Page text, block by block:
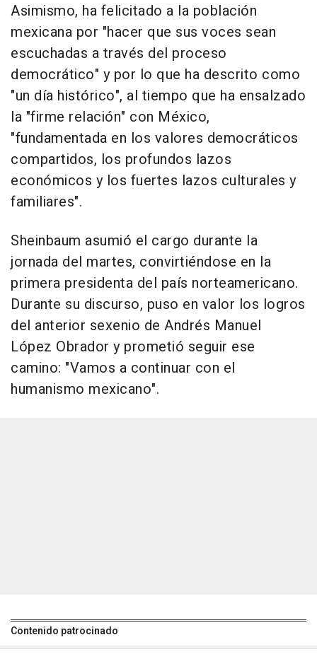
Asimismo, ha felicitado a la población
mexicana por "hacer que sus voces sean
escuchadas a través del proceso
democrático" y por lo que ha descrito como
"un día histórico", al tiempo que ha ensalzado
la "firme relación" con México,
"fundamentada en los valores democráticos
compartidos, los profundos lazos
económicos y los fuertes lazos culturales y
familiares".
Sheinbaum asumió el cargo durante la
jornada del martes, convirtiéndose en la
primera presidenta del país norteamericano.
Durante su discurso, puso en valor los logros
del anterior sexenio de Andrés Manuel
López Obrador y prometió seguir ese
camino: "Vamos a continuar con el
humanismo mexicano".
Contenido patrocinado